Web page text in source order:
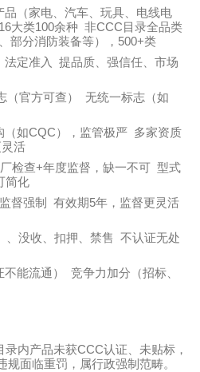
品（家电、汽车、玩具、电线电
16大类100余种 非CCC 目录全品类
部分消防装备等）， 500+类
法定准入
提品质、强信任、市场
（官方可查） 无统一标志（如
（如CQC），监管极严 多家资质
活
检查+年度监督，缺一不可 型式
简化
督强制 有效期5年，监督更灵活
、没收、扣押、禁售 不认证无处
能流通）
竞争力加分（招标、
录内产品未获CCC认证、未贴标，
规面临重罚，属行政强制范畴。